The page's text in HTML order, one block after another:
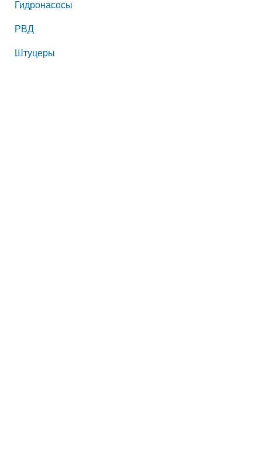
Гидронасосы
РВД
Штуцеры